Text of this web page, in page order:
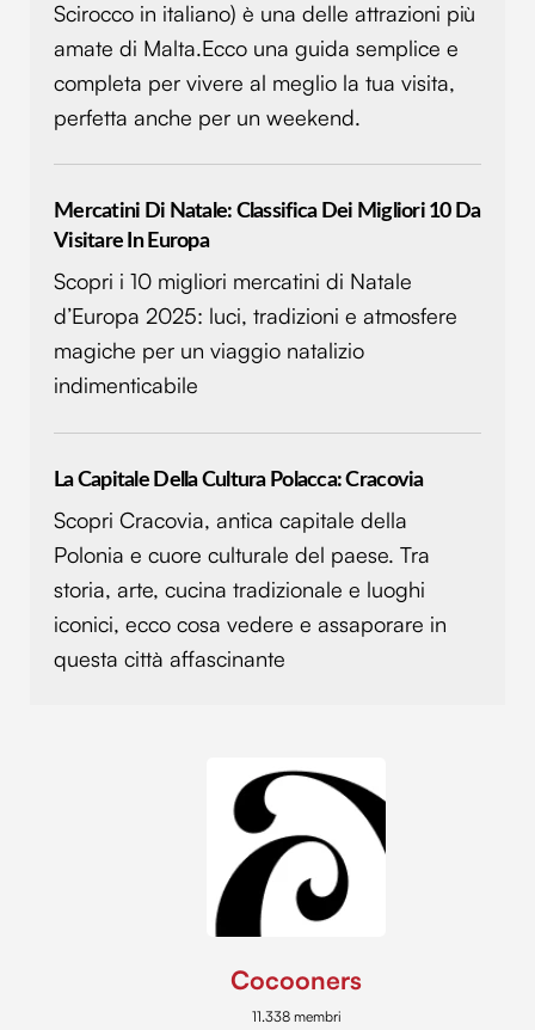
con altre informazioni che hai fornito loro o che hanno
raccolto dal tuo utilizzo dei loro servizi.
Scirocco in italiano) è una delle attrazioni più
amate di Malta.Ecco una guida semplice e
completa per vivere al meglio la tua visita,
perfetta anche per un weekend.
Mercatini Di Natale: Classifica Dei Migliori 10 Da
Visitare In Europa
Scopri i 10 migliori mercatini di Natale
d’Europa 2025: luci, tradizioni e atmosfere
magiche per un viaggio natalizio
indimenticabile
La Capitale Della Cultura Polacca: Cracovia
Scopri Cracovia, antica capitale della
Polonia e cuore culturale del paese. Tra
storia, arte, cucina tradizionale e luoghi
iconici, ecco cosa vedere e assaporare in
questa città affascinante
Cocooners
11.338 membri